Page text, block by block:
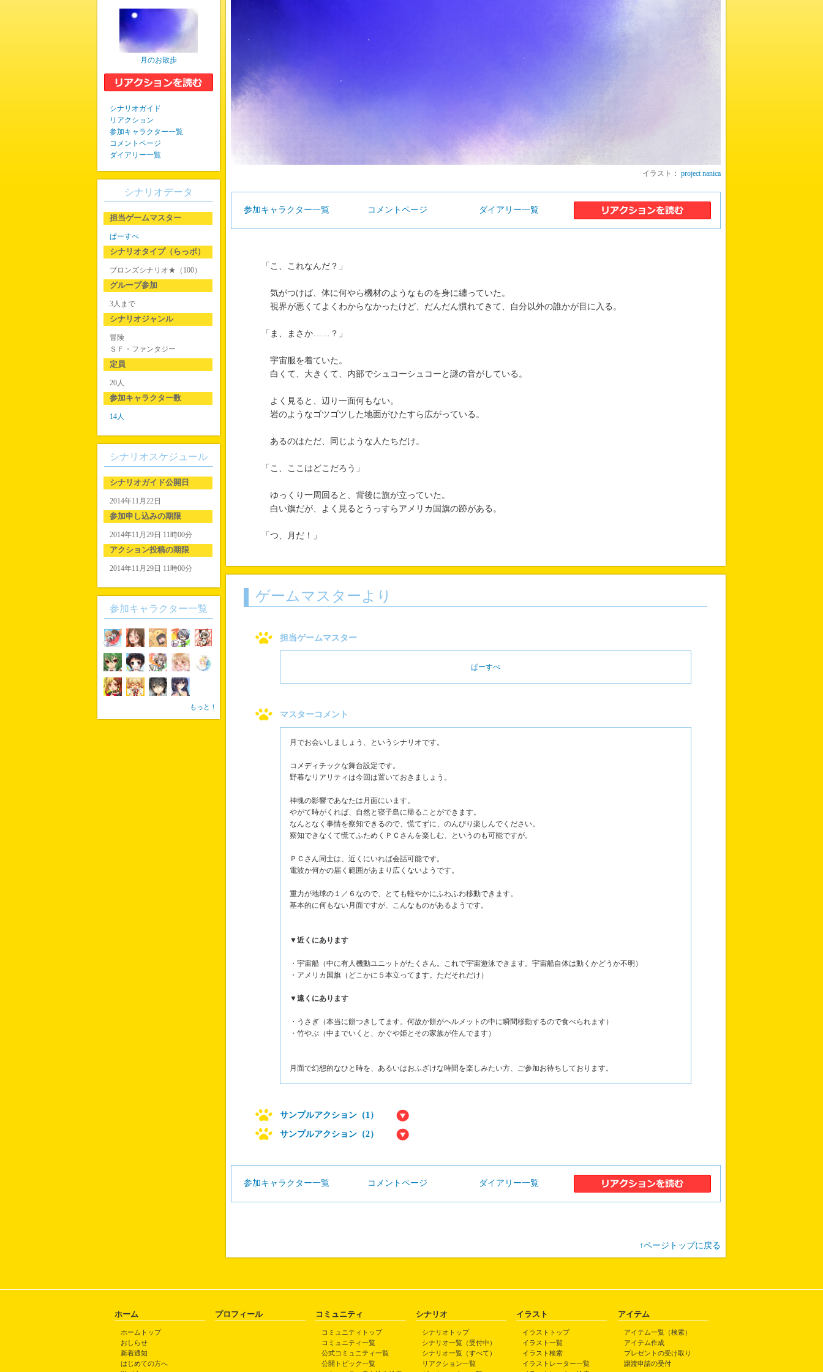
イラスト： project nanica
参加キャラクター一覧 コメントページ ダイアリー一覧
「こ、これなんだ？」
気がつけば、体に何やら機材のようなものを身に纏っていた。
視界が悪くてよくわからなかったけど、だんだん慣れてきて、自分以外の誰かが目に入る。
「ま、まさか……？」
宇宙服を着ていた。
白くて、大きくて、内部でシュコーシュコーと謎の音がしている。
よく見ると、辺り一面何もない。
岩のようなゴツゴツした地面がひたすら広がっている。
あるのはただ、同じような人たちだけ。
「こ、ここはどこだろう」
ゆっくり一周回ると、背後に旗が立っていた。
白い旗だが、よく見るとうっすらアメリカ国旗の跡がある。
「つ、月だ！」
ゲームマスターより
担当ゲームマスター
ぱーすぺ
マスターコメント
月でお会いしましょう、というシナリオです。
コメディチックな舞台設定です。
野暮なリアリティは今回は置いておきましょう。
神魂の影響であなたは月面にいます。
やがて時がくれば、自然と寝子島に帰ることができます。
なんとなく事情を察知できるので、慌てずに、のんびり楽しんでください。
察知できなくて慌てふためくＰＣさんを楽しむ、というのも可能ですが。
ＰＣさん同士は、近くにいれば会話可能です。
電波か何かの届く範囲があまり広くないようです。
重力が地球の１／６なので、とても軽やかにふわふわ移動できます。
基本的に何もない月面ですが、こんなものがあるようです。
▼近くにあります
・宇宙船（中に有人機動ユニットがたくさん。これで宇宙遊泳できます。宇宙船自体は動くかどうか不明）
・アメリカ国旗（どこかに５本立ってます。ただそれだけ）
▼遠くにあります
・うさぎ（本当に餅つきしてます。何故か餅がヘルメットの中に瞬間移動するので食べられます）
・竹やぶ（中までいくと、かぐや姫とその家族が住んでます）
月面で幻想的なひと時を、あるいはおふざけな時間を楽しみたい方、ご参加お待ちしております。
サンプルアクション（1）
サンプルアクション（2）
参加キャラクター一覧 コメントページ ダイアリー一覧
↑ページトップに戻る
月のお散歩
シナリオガイド
リアクション
参加キャラクター一覧
コメントページ
ダイアリー一覧
シナリオデータ
担当ゲームマスター
ぱーすぺ
シナリオタイプ（らっポ）
ブロンズシナリオ★（100）
グループ参加
3人まで
シナリオジャンル
冒険
ＳＦ・ファンタジー
定員
20人
参加キャラクター数
14人
シナリオスケジュール
シナリオガイド公開日
2014年11月22日
参加申し込みの期限
2014年11月29日 11時00分
アクション投稿の期限
2014年11月29日 11時00分
参加キャラクター一覧
もっと！
ホーム
ホームトップ
おしらせ
新着通知
はじめての方へ
プロフィール コミュニティ
コミュニティトップ
コミュニティ一覧
公式コミュニティ一覧
公開トピック一覧
シナリオ
シナリオトップ
シナリオ一覧（受付中）
シナリオ一覧（すべて）
リアクション一覧
イラスト
イラストトップ
イラスト一覧
イラスト検索
イラストレーター一覧
アイテム
アイテム一覧（検索）
アイテム作成
プレゼントの受け取り
譲渡申請の受付